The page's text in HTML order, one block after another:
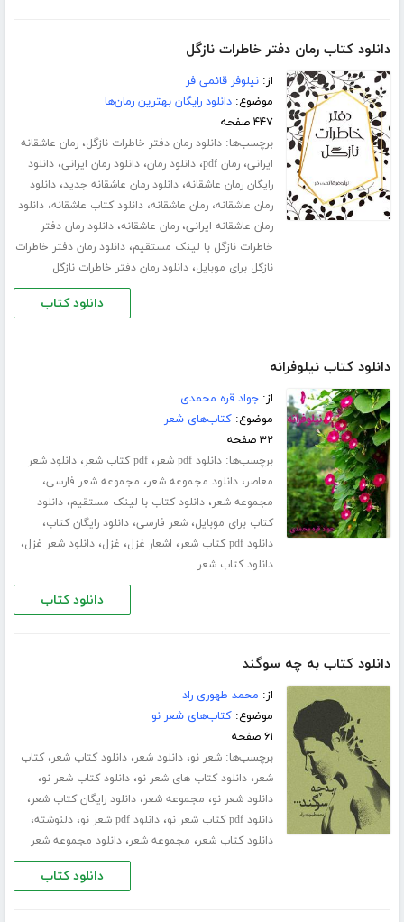
دانلود کتاب رمان دفتر خاطرات نازگل
از:نیلوفر قائمی فر
موضوع:دانلود رایگان بهترین رمان‌ها
۴۴۷ صفحه
برچسب‌ها:دانلود رمان دفتر خاطرات نازگل،رمان عاشقانه
ایرانی،رمان pdf ،دانلود رمان،دانلود رمان ایرانی،دانلود
رایگان رمان عاشقانه،دانلود رمان عاشقانه جدید،دانلود
رمان عاشقانه،رمان عاشقانه،دانلود کتاب عاشقانه،دانلود
رمان عاشقانه ایرانی،رمان عاشقانه،دانلود رمان دفتر
خاطرات نازگل با لینک مستقیم،دانلود رمان دفتر خاطرات
نازگل برای موبایل،دانلود رمان دفتر خاطرات نازگل
دانلود کتاب
دانلود کتاب نیلوفرانه
از:جواد قره محمدی
موضوع:کتاب‌های شعر
۳۲ صفحه
برچسب‌ها:دانلود pdf شعر ،pdf کتاب شعر ،دانلود شعر
معاصر،دانلود مجموعه شعر، مجموعه شعر فارسی،
مجموعه شعر،دانلود کتاب با لینک مستقیم،دانلود
کتاب برای موبایل،شعر فارسی،دانلود رایگان کتاب،
دانلود pdf کتاب شعر ، اشعار غزل، غزل،دانلود شعر غزل،
دانلود کتاب شعر
دانلود کتاب
دانلود کتاب به چه سوگند
از: محمد طهوری راد
موضوع:کتاب‌های شعر نو
۶۱ صفحه
برچسب‌ها:شعر نو،دانلود شعر،دانلود کتاب شعر،کتاب
شعر،دانلود کتاب های شعر نو،دانلود کتاب شعر نو،
دانلود شعر نو، مجموعه شعر،دانلود رایگان کتاب شعر،
دانلود pdf کتاب شعر نو ،دانلود pdf شعر نو ،دلنوشته،
دانلود کتاب شعر، مجموعه شعر،دانلود مجموعه شعر
دانلود کتاب